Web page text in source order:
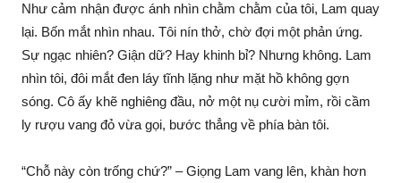
Như cảm nhận được ánh nhìn chằm chằm của tôi, Lam quay
lại. Bốn mắt nhìn nhau. Tôi nín thở, chờ đợi một phản ứng.
Sự ngạc nhiên? Giận dữ? Hay khinh bỉ? Nhưng không. Lam
nhìn tôi, đôi mắt đen láy tĩnh lặng như mặt hồ không gợn
sóng. Cô ấy khẽ nghiêng đầu, nở một nụ cười mỉm, rồi cầm
ly rượu vang đỏ vừa gọi, bước thẳng về phía bàn tôi.
“Chỗ này còn trống chứ?” – Giọng Lam vang lên, khàn hơn